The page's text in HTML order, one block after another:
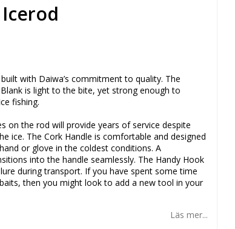
with Daiwa’s commitment to quality. The
is light to the bite, yet strong enough to
fishing.
on the rod will provide years of service despite
ice. The Cork Handle is comfortable and designed
or glove in the coldest conditions. A
into the handle seamlessly. The Handy Hook
during transport. If you have spent some time
then you might look to add a new tool in your
Läs mer...